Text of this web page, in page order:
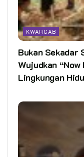
KWARCAB
Bukan Sekadar
Wujudkan
Lingkungan